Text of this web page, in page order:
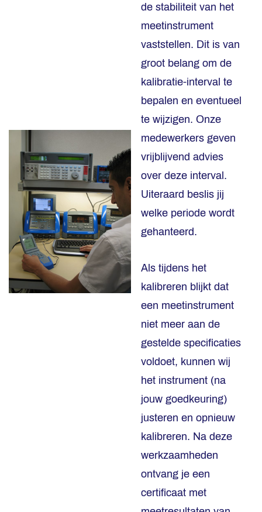
de stabiliteit van het
meetinstrument
vaststellen. Dit is van
groot belang om de
kalibratie-interval te
bepalen en eventueel
te wijzigen. Onze
medewerkers geven
vrijblijvend advies
over deze interval.
Uiteraard beslis jij
welke periode wordt
gehanteerd.
Als tijdens het
kalibreren blijkt dat
een meetinstrument
niet meer aan de
gestelde specificaties
voldoet, kunnen wij
het instrument (na
jouw goedkeuring)
justeren en opnieuw
kalibreren. Na deze
werkzaamheden
ontvang je een
certificaat met